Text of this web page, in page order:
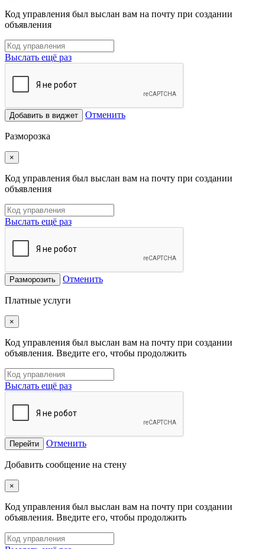
Код управления был выслан вам на почту при создании
объявления
Выслать ещё раз
Добавить в виджет Отменить
Разморозка
×
Код управления был выслан вам на почту при создании
объявления
Выслать ещё раз
Разморозить Отменить
Платные услуги
×
Код управления был выслан вам на почту при создании
объявления. Введите его, чтобы продолжить
Выслать ещё раз
Перейти Отменить
Добавить сообщение на стену
×
Код управления был выслан вам на почту при создании
объявления. Введите его, чтобы продолжить